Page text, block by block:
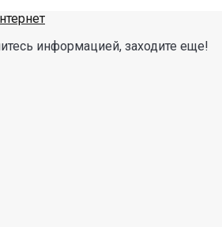
информацией, заходите еще!